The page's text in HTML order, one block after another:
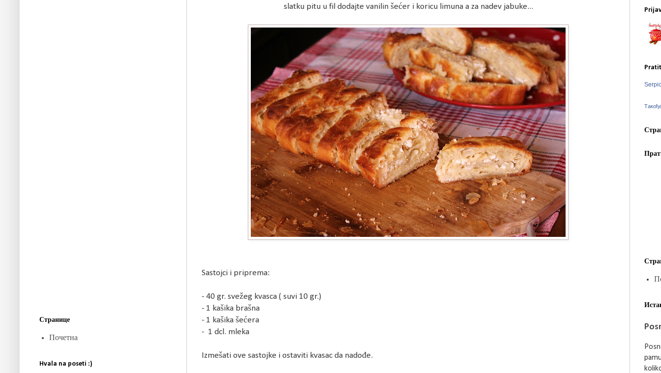
slatku pitu u fil dodajte vanilin šećer i koricu limuna a za nadev jabuke...
Sastojci i priprema:
- 40 gr. svežeg kvasca ( suvi 10 gr.)
- 1 kašika brašna
- 1 kašika šećera
- 1 dcl. mleka
Izmešati ove sastojke i ostaviti kvasac da nadođe.
Странице
Почетна
Hvala na poseti :)